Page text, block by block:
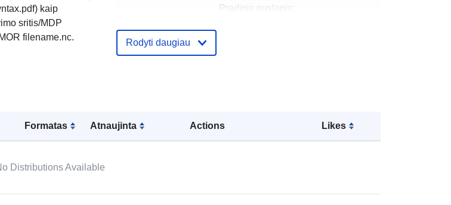
kaip
sritis/MDP
filename.nc.
Formatas Atnaujinta Actions Likes
Distributions Available
Pradinis puslapis:
Rodyti daugiau